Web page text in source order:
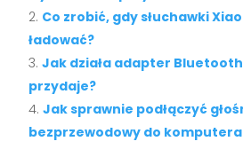
Co zrobić, gdy słuchawki
ładować?
Jak działa adapter
przydaje?
Jak sprawnie podłączyć
bezprzewodowy do